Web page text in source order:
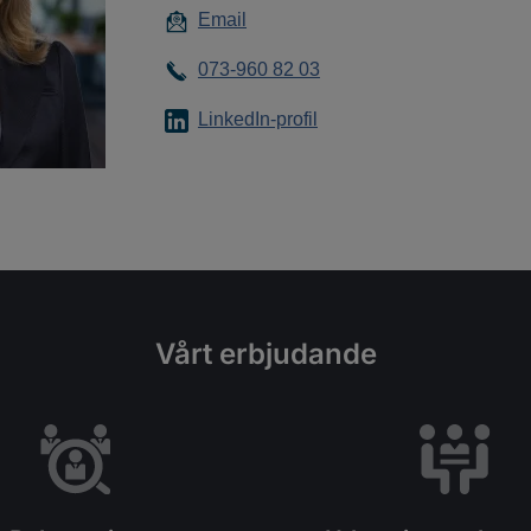
Email
073-960 82 03
LinkedIn-profil
Vårt erbjudande